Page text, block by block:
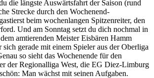
die längste Auswärtsfahrt der Saison (rund
Strecke durch den Wochenend-
beim wochenlangen Spitzenreiter, den
Und am Sonntag setzt du dich nochmal in
amtierenden Meister Eisbären Hamm
sich gerade mit einem Spieler aus der Oberliga
so sieht das Wochenende für den
der Regionalliga West, die EG Diez-Limburg
Man wächst mit seinen Aufgaben.